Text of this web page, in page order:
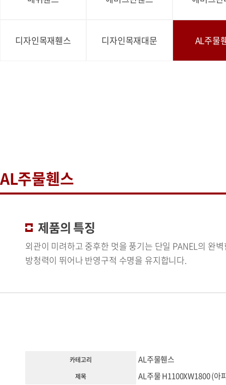
디자인목재휀스 디자인목재대문 AL주물
AL주물휀스
제품의 특징
외관이 미려하고 중후한 멋을 풍기는 단일 PANEL의 완
방청력이 뛰어나 반영구적 수명을 유지합니다.
카테고리 AL주물휀스
제목 AL주물 H1100XW1800 (아